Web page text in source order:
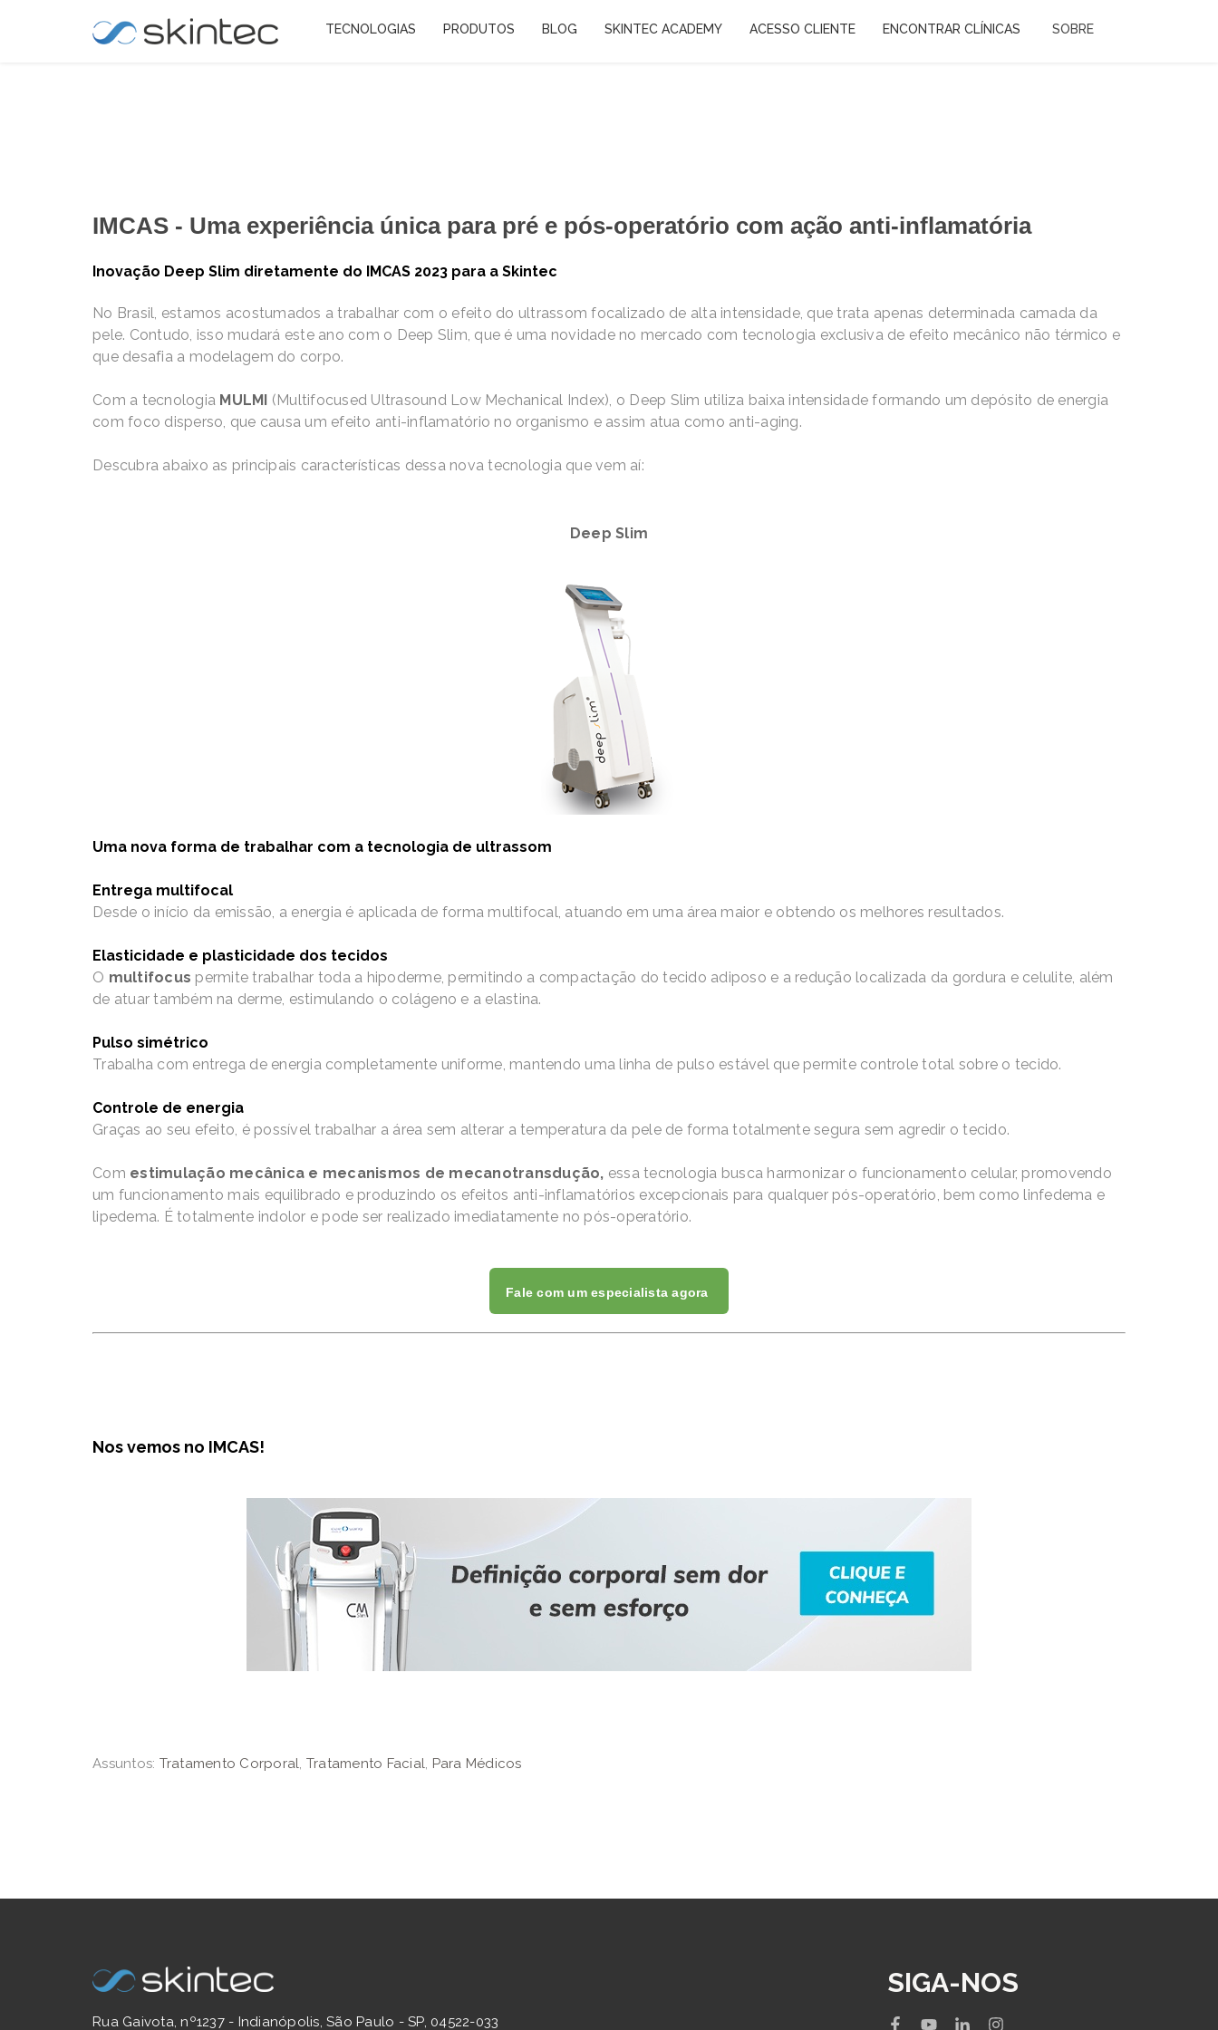
TECNOLOGIAS PRODUTOS BLOG SKINTEC ACADEMY ACESSO CLIENTE ENCONTRAR CLÍNICAS SOBRE
IMCAS - Uma experiência única para pré e pós-operatório com ação anti-inflamatória
Inovação Deep Slim diretamente do IMCAS 2023 para a Skintec
No Brasil, estamos acostumados a trabalhar com o efeito do ultrassom focalizado de alta intensidade, que trata apenas determinada camada da
pele. Contudo, isso mudará este ano com o Deep Slim, que é uma novidade no mercado com tecnologia exclusiva de efeito mecânico não térmico e
que desafia a modelagem do corpo.
Com a tecnologia MULMI (Multifocused Ultrasound Low Mechanical Index), o Deep Slim utiliza baixa intensidade formando um depósito de energia
com foco disperso, que causa um efeito anti-inflamatório no organismo e assim atua como anti-aging.
Descubra abaixo as principais características dessa nova tecnologia que vem aí:
Deep Slim
Uma nova forma de trabalhar com a tecnologia de ultrassom
Entrega multifocal
Desde o início da emissão, a energia é aplicada de forma multifocal, atuando em uma área maior e obtendo os melhores resultados.
Elasticidade e plasticidade dos tecidos
O multifocus permite trabalhar toda a hipoderme, permitindo a compactação do tecido adiposo e a redução localizada da gordura e celulite, além
de atuar também na derme, estimulando o colágeno e a elastina.
Pulso simétrico
Trabalha com entrega de energia completamente uniforme, mantendo uma linha de pulso estável que permite controle total sobre o tecido.
Controle de energia
Graças ao seu efeito, é possível trabalhar a área sem alterar a temperatura da pelede forma totalmente segura sem agredir o tecido.
Com estimulação mecânica e mecanismos de mecanotransdução, essa tecnologia busca harmonizar o funcionamento celular, promovendo
um funcionamento mais equilibrado e produzindo os efeitos anti-inflamatórios excepcionais para qualquer pós-operatório, bem como linfedema e
lipedema. É totalmente indolor e pode ser realizado imediatamente no pós-operatório.
Fale com um especialista agora
Nos vemos no IMCAS!
Assuntos: Tratamento Corporal, Tratamento Facial, Para Médicos
Rua Gaivota, nº1237 - Indianópolis, São Paulo - SP, 04522-033
SIGA-NOS